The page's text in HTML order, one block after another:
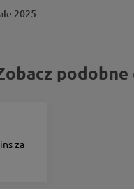
2025
podobne
za